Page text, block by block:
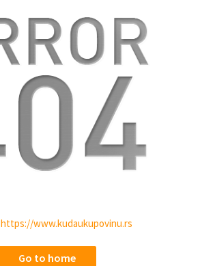
https://www.kudaukupovinu.rs
Go to home